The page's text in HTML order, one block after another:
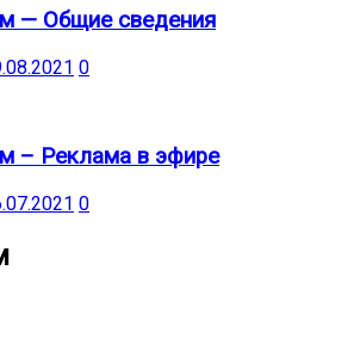
— Общие сведения
0
– Реклама в эфире
0